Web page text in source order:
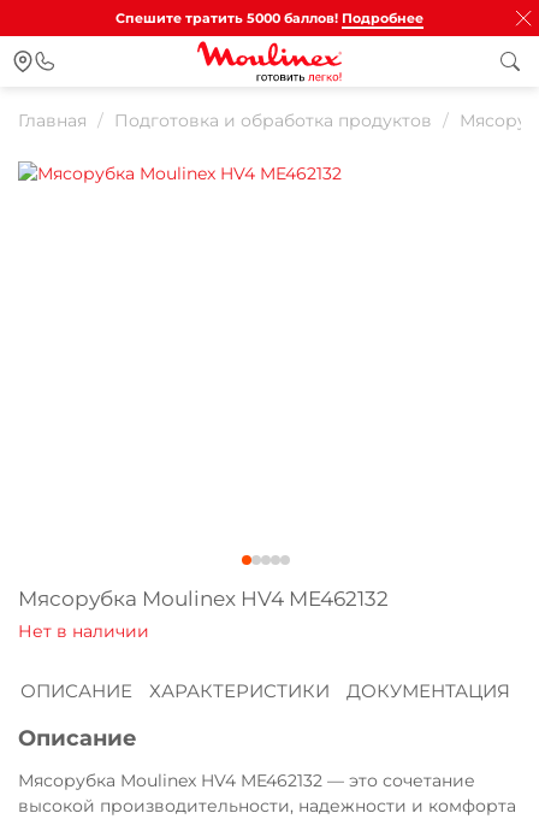
Спешите тратить 5000 баллов! Подробнее
Главная Подготовка и обработка продуктов
Мясорубка Moulinex HV4 ME462132
ОПИСАНИЕ ХАРАКТЕРИСТИКИ ДОКУМЕНТАЦИЯ
Описание
Мясорубка Moulinex HV4 ME462132 — это сочетание
высокой производительности, надежности и комфорта
Для клиентов всех банков
Разбейте
Оплачивайте сегодня только25% картой
любого банка
Получайте товар
Оставшиеся75% будут